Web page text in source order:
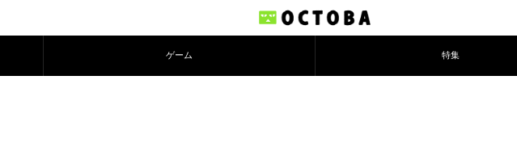
ゲーム 特集